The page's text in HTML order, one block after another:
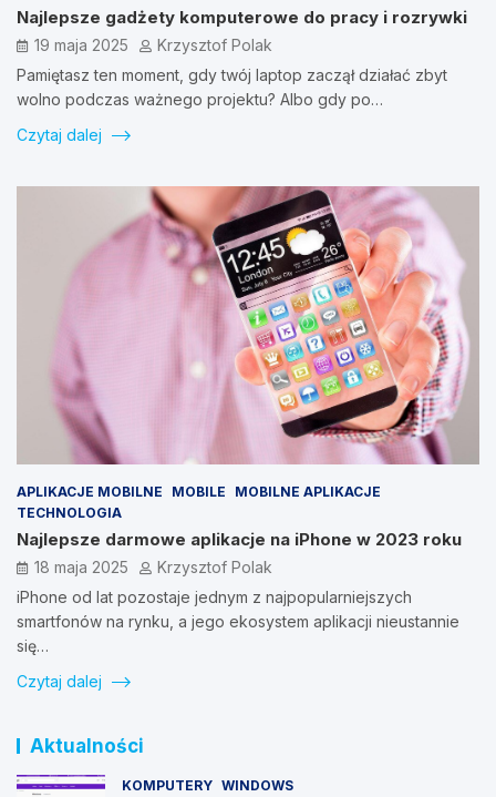
Najlepsze gadżety komputerowe do pracy i rozrywki
19 maja 2025
Krzysztof Polak
Pamiętasz ten moment, gdy twój laptop zaczął działać zbyt
wolno podczas ważnego projektu? Albo gdy po…
Czytaj dalej
APLIKACJE MOBILNE MOBILE
MOBILNE APLIKACJE
TECHNOLOGIA
Najlepsze darmowe aplikacje na iPhone w 2023 roku
18 maja 2025
Krzysztof Polak
iPhone od lat pozostaje jednym z najpopularniejszych
smartfonów na rynku, a jego ekosystem aplikacji nieustannie
się…
Czytaj dalej
Aktualności
KOMPUTERY WINDOWS